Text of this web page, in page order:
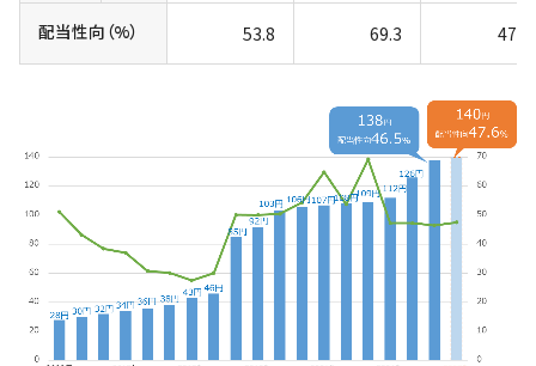
配当性向（%） 53.8 69.3 47.3